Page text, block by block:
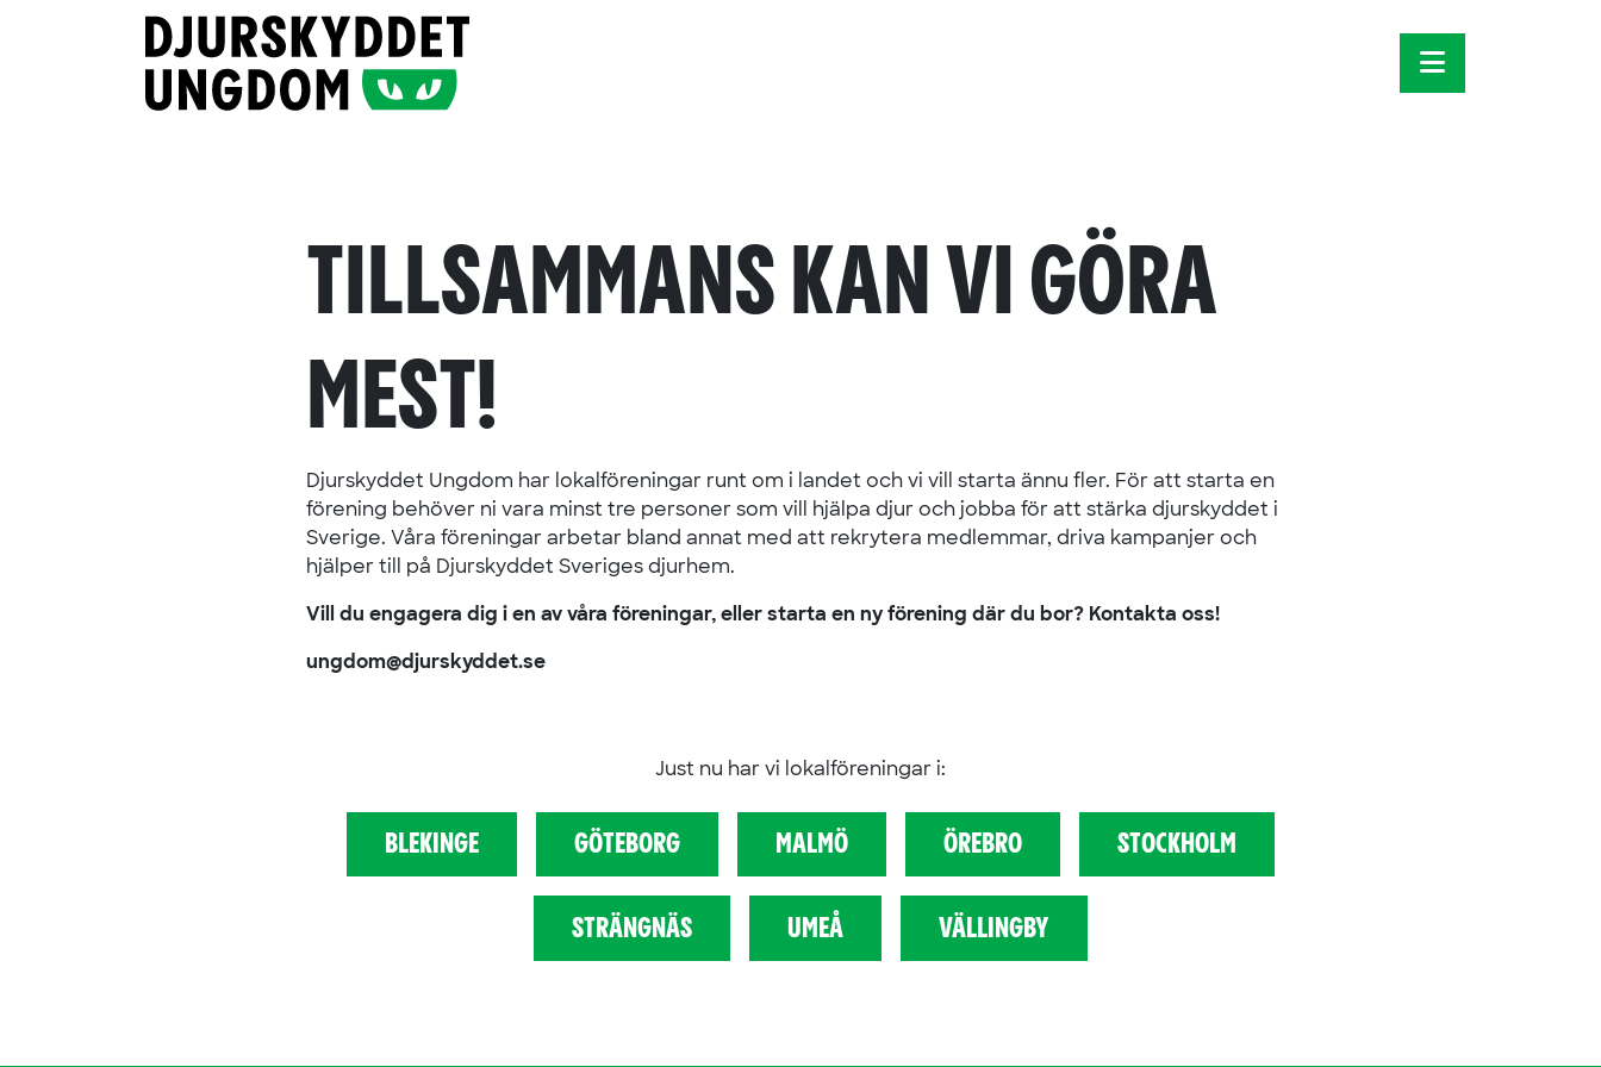
Skip to content
MENU
TILLSAMMANS KAN VI GÖRA
MEST!
Djurskyddet Ungdom har lokalföreningar runt om i landet och vi vill starta ännu fler. För att starta en
förening behöver ni vara minst tre personer som vill hjälpa djur och jobba för att stärka djurskyddet i
Sverige. Våra föreningar arbetar bland annat med att rekrytera medlemmar, driva kampanjer och
hjälper till på Djurskyddet Sveriges djurhem.
Vill du engagera dig i en av våra föreningar, eller starta en ny förening där du bor? Kontakta oss!
ungdom@djurskyddet.se
Just nu har vi lokalföreningar i:
BLEKINGE GÖTEBORG MALMÖ ÖREBRO STOCKHOLM
STRÄNGNÄS UMEÅ VÄLLINGBY